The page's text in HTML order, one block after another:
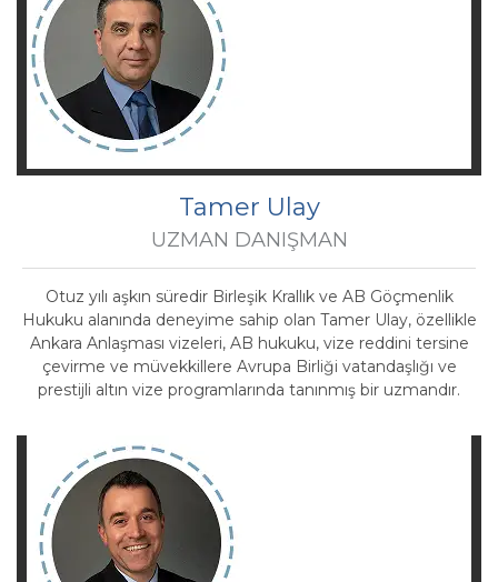
Tamer Ulay
UZMAN DANIŞMAN
Otuz yılı aşkın süredir Birleşik Krallık ve AB Göçmenlik
Hukuku alanında deneyime sahip olan Tamer Ulay, özellikle
Ankara Anlaşması vizeleri, AB hukuku, vize reddini tersine
çevirme ve müvekkillere Avrupa Birliği vatandaşlığı ve
prestijli altın vize programlarında tanınmış bir uzmandır.